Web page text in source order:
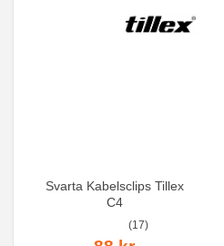
Svarta Kabelsclips Tillex
C4
(17)